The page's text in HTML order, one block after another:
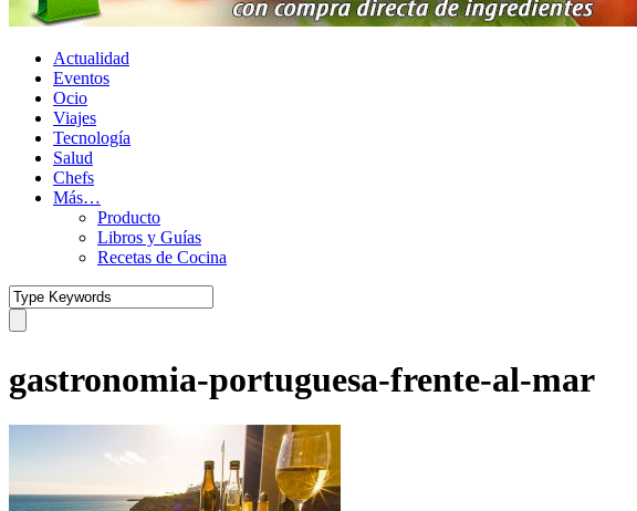
Actualidad
Eventos
Ocio
Viajes
Tecnología
Salud
Chefs
Más…
Producto
Libros y Guías
Recetas de Cocina
gastronomia-portuguesa-frente-al-mar